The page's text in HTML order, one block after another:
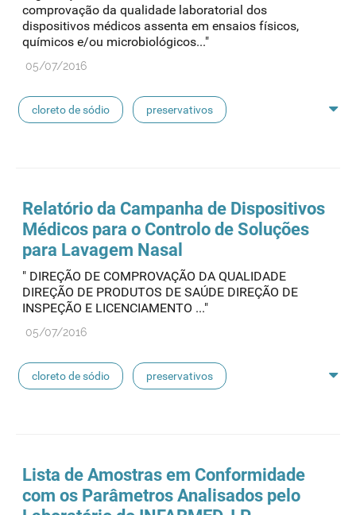
comprovação da qualidade laboratorial dos
dispositivos médicos assenta em ensaios físicos,
químicos e/ou microbiológicos..."
05/07/2016
cloreto de sódio preservativos
pensos lancetas luvas cirúrgicas
concentrados de hemodiálise lavagem nasal
linhas de perfusão
Relatório da Campanha de Dispositivos
Médicos para o Controlo de Soluções
para Lavagem Nasal
" DIREÇÃO DE COMPROVAÇÃO DA QUALIDADE
DIREÇÃO DE PRODUTOS DE SAÚDE DIREÇÃO DE
INSPEÇÃO E LICENCIAMENTO ..."
05/07/2016
cloreto de sódio preservativos
pensos lancetas luvas cirúrgicas
Lista de Amostras em Conformidade
com os Parâmetros Analisados pelo